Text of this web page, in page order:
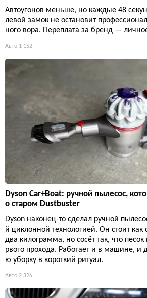
Автоугонов меньше, но каждые 48
левой замок не остановит
ного вора. Переплата за бренд —
Авто 1 152
Dyson Car+Boat: ручной пылесос,
о старом Dustbuster
Dyson наконец-то сделал ручной
й циклонной технологией. Он стоит как
два килограмма, но сосёт так, что
рвого прохода. Работает и в машине,
ю уборку в короткий ритуал.
Авто 2 326